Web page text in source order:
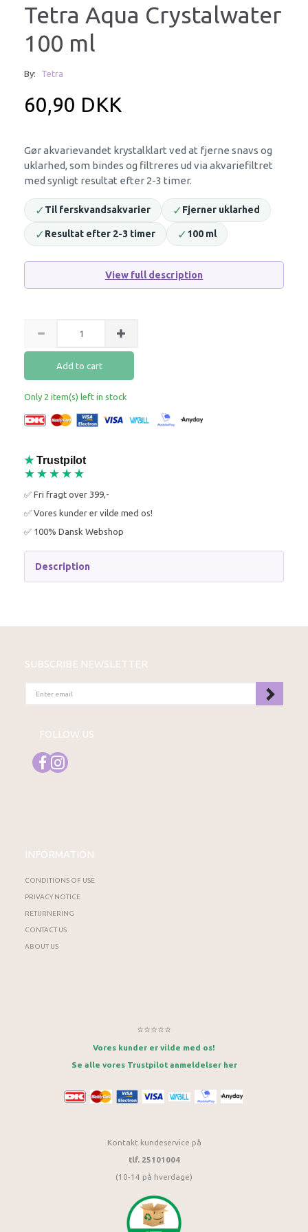
Tetra Aqua Crystalwater
100 ml
By: Tetra
60,90 DKK
Gør akvarievandet krystalklart ved at fjerne snavs og
uklarhed, som bindes og filtreres ud via akvariefiltret
med synligt resultat efter 2-3 timer.
✓Til ferskvandsakvarier ✓Fjerner uklarhed
✓Resultat efter 2-3 timer ✓100 ml
View full description
Add to cart
Only 2 item(s) left in stock
★ Trustpilot
★★★★★
✅ Fri fragt over 399,-
✅ Vores kunder er vilde med os!
✅ 100% Dansk Webshop
Description
SUBSCRIBE NEWSLETTER
EMAIL
FOLLOW US
INFORMATION
CONDITIONS OF USE
PRIVACY NOTICE
RETURNERING
CONTACT US
ABOUT US
⭐⭐⭐⭐⭐
Vores kunder er vilde med os!
Se alle vores Trustpilot anmeldelser her
Kontakt kundeservice på
tlf. 25101004
(10-14 på hverdage)